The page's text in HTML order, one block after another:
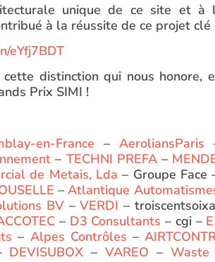
unique de ce site et à
à la réussite de ce projet clé
eYfj7BDT
distinction qui nous honore,
Prix SIMI !
en-France –AeroliansParis
– TECHNI PREFA–
de Metais, Lda – Groupe Face
–Atlantique
BV–VERDI –
– D3 Consultants – cgi –
– Alpes Contrôles –
DEVISUBOX –VAREO –Waste